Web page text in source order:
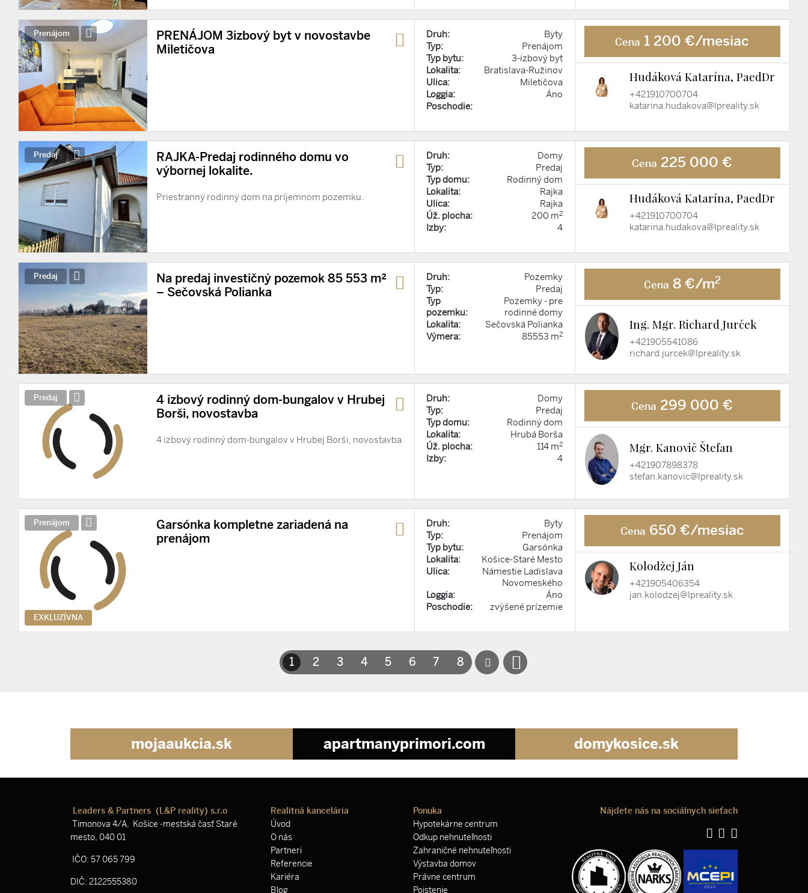
Prenájom
PRENÁJOM 3izbový byt v novostavbe
Miletičova
Druh:
Byty
Typ:
Prenájom
Typ bytu:
3-izbový byt
Lokalita:
Bratislava-Ružinov
Ulica:
Miletičova
Loggia:
Áno
Poschodie:
Cena 1 200 €/mesiac
Hudáková Katarína, PaedDr
+421910700704
katarina.hudakova@lpreality.sk
Predaj
RAJKA-Predaj rodinného domu vo
výbornej lokalite.
Priestranný rodinný dom na príjemnom pozemku.
Druh:
Domy
Typ:
Predaj
Typ domu:
Rodinný dom
Lokalita:
Rajka
Ulica:
Rajka
Úž. plocha:
200 m2
Izby: 4
Cena 225 000 €
Hudáková Katarína, PaedDr
+421910700704
katarina.hudakova@lpreality.sk
Predaj
Na predaj investičný pozemok 85 553 m²
– Sečovská Polianka
Druh:
Pozemky
Typ:
Predaj
Typ
pozemku:
Pozemky - pre
rodinné domy
Lokalita:
Sečovská Polianka
Výmera:
85553 m2
Cena 8 €/m2
Ing. Mgr. Richard Jurček
+421905541086
richard.jurcek@lpreality.sk
Predaj
4 izbový rodinný dom-bungalov v Hrubej
Borši, novostavba
4 izbový rodinný dom-bungalov v Hrubej Borši, novostavba
Druh:
Domy
Typ:
Predaj
Typ domu:
Rodinný dom
Lokalita:
Hrubá Borša
Úž. plocha:
114 m2
Izby: 4
Cena 299 000 €
Mgr. Kanovič Štefan
+421907898378
stefan.kanovic@lpreality.sk
Prenájom
EXKLUZÍVNA
Garsónka kompletne zariadená na
prenájom
Druh:
Byty
Typ:
Prenájom
Typ bytu:
Garsónka
Lokalita:
Košice-Staré Mesto
Ulica:
Námestie Ladislava
Novomeského
Loggia:
Áno
Poschodie:
zvýšené prízemie
Cena 650 €/mesiac
Kolodžej Ján
+421905406354
jan.kolodzej@lpreality.sk
1 2 3 4 5 6 7 8
mojaaukcia.sk apartmanyprimori.com domykosice.sk
Leaders & Partners (L&P reality) s.r.o
Timonova 4/A, Košice -mestská časť Staré
mesto, 040 01
IČO: 57 065 799
DIČ: 2122555380
Realitná kancelária
Úvod
O nás
Partneri
Referencie
Kariéra
Blog
Ponuka
Hypotekárne centrum
Odkup nehnuteľnosti
Zahraničné nehnuteľnosti
Výstavba domov
Právne centrum
Poistenie
Nájdete nás na sociálnych sieťach